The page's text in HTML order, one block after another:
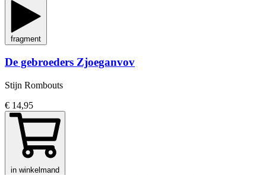
fragment
De gebroeders Zjoeganvov
Stijn Rombouts
€ 14,95
in winkelmand